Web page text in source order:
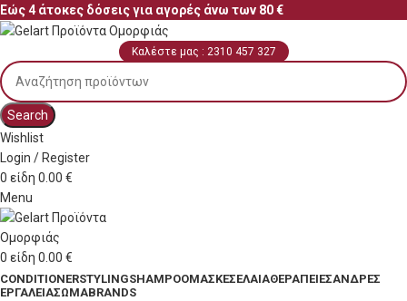
Εώς 4 άτοκες δόσεις για αγορές άνω των 80 €
Καλέστε μας : 2310 457 327
Search
Wishlist
Login / Register
0 είδη 0.00 €
Menu
0 είδη 0.00 €
CONDITIONERSTYLINGSHAMPOOΜΆΣΚΕΣΈΛΑΙΑΘΕΡΑΠΕΊΕΣΆΝΔΡΕΣ
ΕΡΓΑΛΕΊΑΣΏΜΑBRANDS